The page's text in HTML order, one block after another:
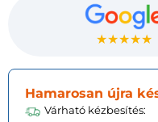
★★★★★
Hamarosan újra
Várható kézbesítés: